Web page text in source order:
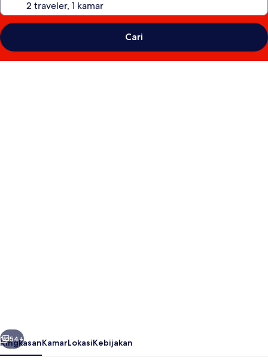
Cari
Berikutnya
54+
RingkasanKamarLokasiKebijakan